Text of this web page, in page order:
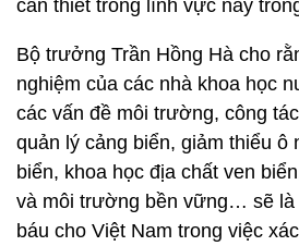
Áng - Hà Tĩnh.
Bộ cũng mong các nhà khoa
quan trắc chất lượng nước biển
mong các nhà khoa học cùng rà
thống quan trắc bờ biển để xác
cần thiết trong lĩnh vực này
Bộ trưởng Trần Hồng Hà cho